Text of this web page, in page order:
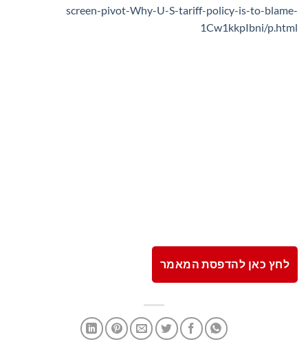
screen-pivot-Why-U-S-tariff-policy-is-to-blame-
1Cw1kkpIbni/p.html
לחץ כאן להדפסת המאמר